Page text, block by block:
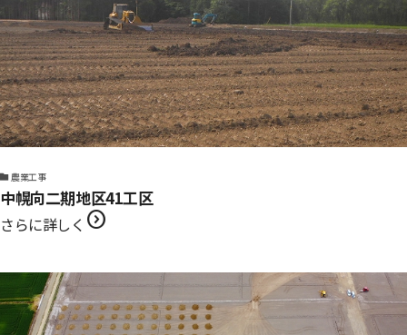
農業工事
中幌向二期地区41工区
さらに詳しく expand_circle_right